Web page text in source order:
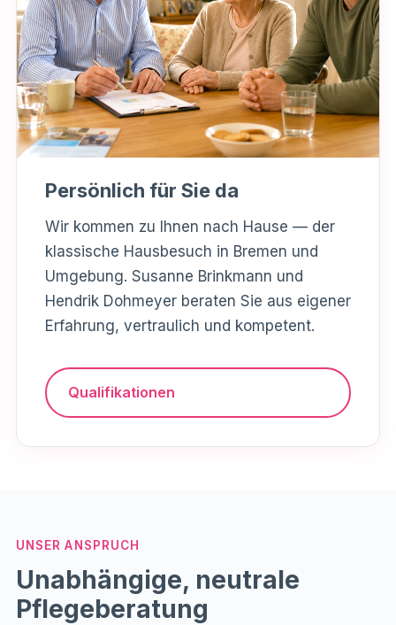
Persönlich für Sie da
Wir kommen zu Ihnen nach Hause — der
klassische Hausbesuch in Bremen und
Umgebung. Susanne Brinkmann und
Hendrik Dohmeyer beraten Sie aus eigener
Erfahrung, vertraulich und kompetent.
Qualifikationen
UNSER ANSPRUCH
Unabhängige, neutrale
Pflegeberatung